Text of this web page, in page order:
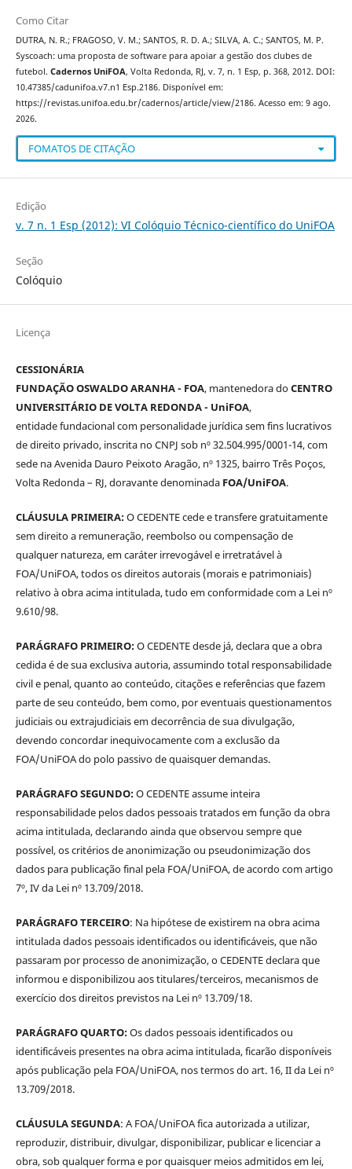
Como Citar
DUTRA, N. R.; FRAGOSO, V. M.; SANTOS, R. D. A.; SILVA, A. C.; SANTOS, M. P.
Syscoach: uma proposta de software para apoiar a gestão dos clubes de
futebol. Cadernos UniFOA, Volta Redonda, RJ, v. 7, n. 1 Esp, p. 368, 2012. DOI:
10.47385/cadunifoa.v7.n1 Esp.2186. Disponível em:
https://revistas.unifoa.edu.br/cadernos/article/view/2186. Acesso em: 9 ago.
2026.
FOMATOS DE CITAÇÃO
Edição
v. 7 n. 1 Esp (2012): VI Colóquio Técnico-científico do UniFOA
Seção
Colóquio
Licença
CESSIONÁRIA
FUNDAÇÃO OSWALDO ARANHA - FOA, mantenedora doCENTRO
UNIVERSITÁRIO DE VOLTA REDONDA - UniFOA,
entidade fundacional com personalidade jurídica sem fins lucrativos
de direito privado, inscrita no CNPJ sob nº 32.504.995/0001-14, com
sede na Avenida Dauro Peixoto Aragão, nº 1325, bairro Três Poços,
Volta Redonda – RJ, doravante denominada FOA/UniFOA.
CLÁUSULA PRIMEIRA:O CEDENTE cede e transfere gratuitamente
sem direito a remuneração, reembolso ou compensação de
qualquer natureza, em caráter irrevogável e irretratável à
FOA/UniFOA, todos os direitos autorais (morais e patrimoniais)
relativo à obra acima intitulada, tudo em conformidade com a Lei nº
9.610/98.
PARÁGRAFO PRIMEIRO:O CEDENTE desde já, declara que a obra
cedida é de sua exclusiva autoria, assumindo total responsabilidade
civil e penal, quanto ao conteúdo, citações e referências que fazem
parte de seu conteúdo, bem como, por eventuais questionamentos
judiciais ou extrajudiciais em decorrência de sua divulgação,
devendo concordar inequivocamente com a exclusão da
FOA/UniFOA do polo passivo de quaisquer demandas.
PARÁGRAFO SEGUNDO:O CEDENTE assume inteira
responsabilidade pelos dados pessoais tratados em função da obra
acima intitulada, declarando ainda que observou sempre que
possível, os critérios de anonimização ou pseudonimização dos
dados para publicação final pela FOA/UniFOA, de acordo com artigo
7º, IV da Lei nº 13.709/2018.
PARÁGRAFO TERCEIRO: Na hipótese de existirem na obra acima
intitulada dados pessoais identificados ou identificáveis, que não
passaram por processo de anonimização, o CEDENTE declara que
informou e disponibilizou aos titulares/terceiros, mecanismos de
exercício dos direitos previstos na Lei nº 13.709/18.
PARÁGRAFO QUARTO:Os dados pessoais identificados ou
identificáveis presentes na obra acima intitulada, ficarão disponíveis
após publicação pela FOA/UniFOA, nos termos do art. 16, II da Lei nº
13.709/2018.
CLÁUSULA SEGUNDA: A FOA/UniFOA fica autorizada a utilizar,
reproduzir, distribuir, divulgar, disponibilizar, publicar e licenciar a
obra, sob qualquer forma e por quaisquer meios admitidos em lei,